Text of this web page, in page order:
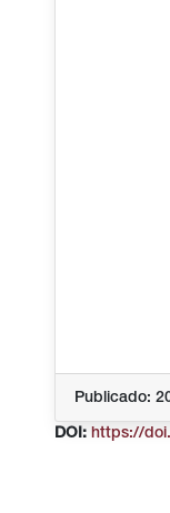
Publicado:
DOI: https://